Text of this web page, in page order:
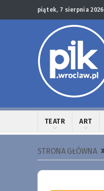
piątek, 7 sierpnia 2026
TEATR ART
STRONA GŁÓWNA